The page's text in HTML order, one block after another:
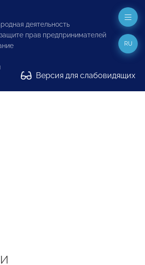
деятельность
прав предпринимателей
Версия для слабовидящих
RU